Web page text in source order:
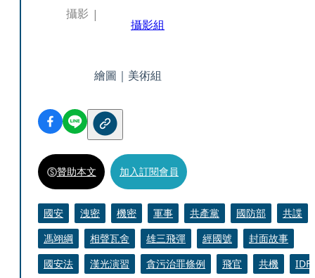
攝影
攝影組
繪圖｜美術組
贊助本文 加入訂閱會員
國安 洩密 機密 軍事 共產黨 國防部
共諜
馮翊綱
相聲瓦舍 雄三飛彈 經國號
封面故事
國安法
漢光演習 貪污治罪條例 飛官 共機
IDF